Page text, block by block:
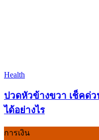
Health
ปวดหัวข้างขวา เช็คด่ว
ได้อย่างไร
การเงิน